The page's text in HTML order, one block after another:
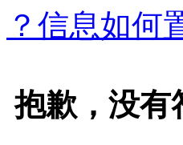
？信息如何
抱歉，没有